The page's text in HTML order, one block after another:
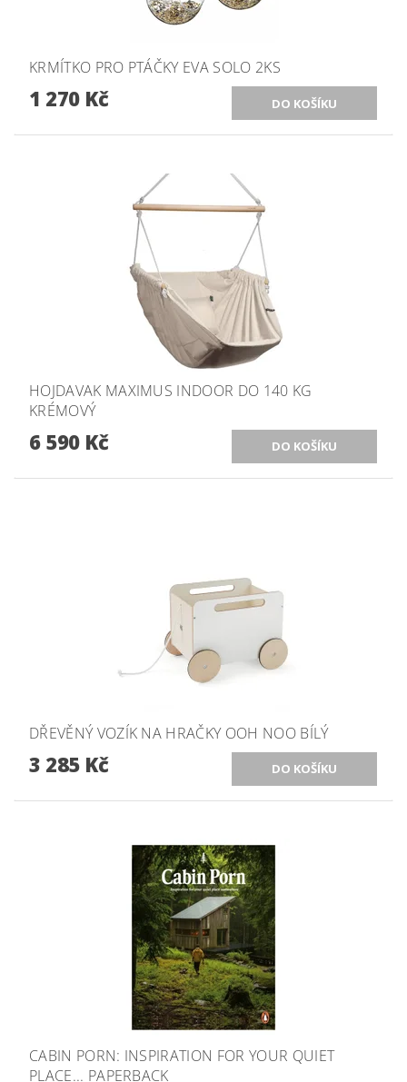
KRMÍTKO PRO PTÁČKY EVA SOLO 2KS
1 270 Kč
HOJDAVAK MAXIMUS INDOOR DO 140 KG
KRÉMOVÝ
6 590 Kč
DŘEVĚNÝ VOZÍK NA HRAČKY OOH NOO BÍLÝ
3 285 Kč
CABIN PORN: INSPIRATION FOR YOUR QUIET
PLACE... PAPERBACK